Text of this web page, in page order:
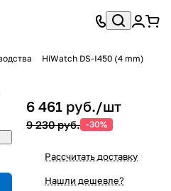
HiWatch DS-I450 (4 mm)
6 461 руб./шт
9 230 руб. -30%
Рассчитать доставку
Нашли дешевле?